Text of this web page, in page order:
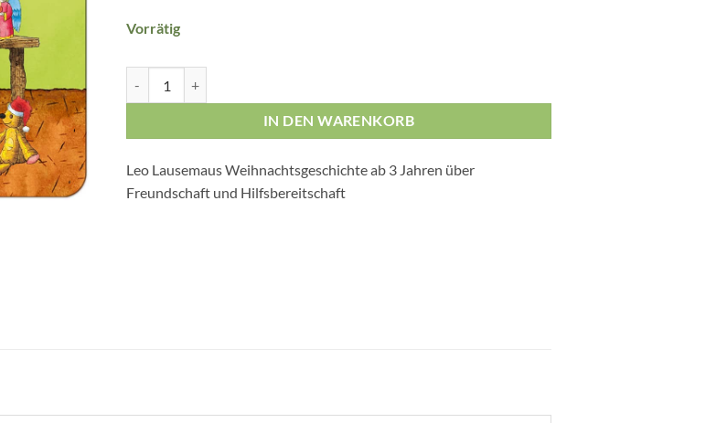
Vorrätig
IN DEN WARENKORB
Leo Lausemaus Weihnachtsgeschichte ab 3 Jahren über
Freundschaft und Hilfsbereitschaft